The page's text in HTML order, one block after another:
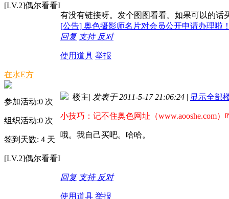
[LV.2]偶尔看看I
有没有链接呀。发个图图看看。如果可以的话
[公告] 奥色摄影师名片对会员公开申请办理啦
回复 支持 反对
使用道具 举报
在水E方
参加活动:0 次
组织活动:0 次
签到天数: 4 天
[LV.2]偶尔看看I
楼主| 发表于 2011-5-17 21:06:24 | 显示全部
小技巧：记不住奥色网址（www.aooshe.com）
哦。我自己买吧。哈哈。
回复 支持 反对
使用道具 举报